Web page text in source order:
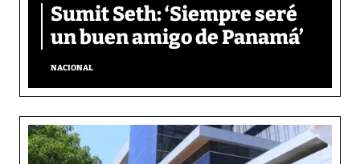
Sumit Seth: ‘Siempre seré
un buen amigo de Panamá’
NACIONAL